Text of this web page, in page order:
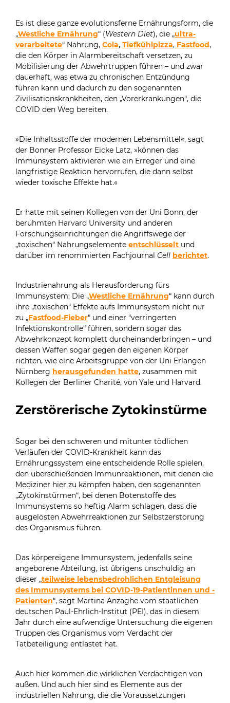
Es ist diese ganze evolutionsferne Ernährungsform, die
„Westliche Ernährung“ (Western Diet), die „ultra-
verarbeitete“ Nahrung, Cola, Tiefkühlpizza, Fastfood,
die den Körper in Alarmbereitschaft versetzen, zu
Mobilisierung der Abwehrtruppen führen – und zwar
dauerhaft, was etwa zu chronischen Entzündung
führen kann und dadurch zu den sogenannten
Zivilisationskrankheiten, den „Vorerkrankungen“, die
COVID den Weg bereiten.
»Die Inhaltsstoffe der modernen Lebensmittel«, sagt
der Bonner Professor Eicke Latz, »können das
Immunsystem aktivieren wie ein Erreger und eine
langfristige Reaktion hervorrufen, die dann selbst
wieder toxische Effekte hat.«
Er hatte mit seinen Kollegen von der Uni Bonn, der
berühmten Harvard University und anderen
Forschungseinrichtungen die Angriffswege der
„toxischen“ Nahrungselemente entschlüsselt und
darüber im renommierten Fachjournal Cell berichtet.
Industrienahrung als Herausforderung fürs
Immunsystem: Die „Westliche Ernährung“ kann durch
ihre „toxischen“ Effekte aufs Immunsystem nicht nur
zu „Fastfood-Fieber“ und einer “verringerten
Infektionskontrolle“ führen, sondern sogar das
Abwehrkonzept komplett durcheinanderbringen – und
dessen Waffen sogar gegen den eigenen Körper
richten, wie eine Arbeitsgruppe von der Uni Erlangen
Nürnberg herausgefunden hatte, zusammen mit
Kollegen der Berliner Charité, von Yale und Harvard.
Zerstörerische Zytokinstürme
Sogar bei den schweren und mitunter tödlichen
Verläufen der COVID-Krankheit kann das
Ernährungssystem eine entscheidende Rolle spielen,
den überschießenden Immunreaktionen, mit denen die
Mediziner hier zu kämpfen haben, den sogenannten
„Zytokinstürmen“, bei denen Botenstoffe des
Immunsystems so heftig Alarm schlagen, dass die
ausgelösten Abwehrreaktionen zur Selbstzerstörung
des Organismus führen.
Das körpereigene Immunsystem, jedenfalls seine
angeborene Abteilung, ist übrigens unschuldig an
dieser „teilweise lebensbedrohlichen Entgleisung
des Immunsystems bei COVID-19-Patientinnen und -
Patienten“, sagt Martina Anzaghe vom staatlichen
deutschen Paul-Ehrlich-Institut (PEI), das in diesem
Jahr durch eine aufwendige Untersuchung die eigenen
Truppen des Organismus vom Verdacht der
Tatbeteiligung entlastet hat.
Auch hier kommen die wirklichen Verdächtigen von
außen. Und auch hier sind es Elemente aus der
industriellen Nahrung, die die Voraussetzungen